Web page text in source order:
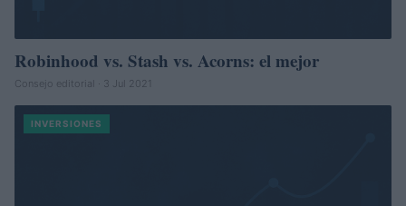
Robinhood vs. Stash vs. Acorns: el mejor
Consejo editorial · 3 Jul 2021
INVERSIONES